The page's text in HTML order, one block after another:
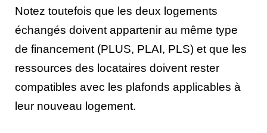
Notez toutefois que les deux logements
échangés doivent appartenir au même type
de financement (PLUS, PLAI, PLS) et que les
ressources des locataires doivent rester
compatibles avec les plafonds applicables à
leur nouveau logement.